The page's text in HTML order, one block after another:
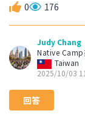
0 176
Judy Chang
Native Camp
Taiwan
2025/10/03
回答